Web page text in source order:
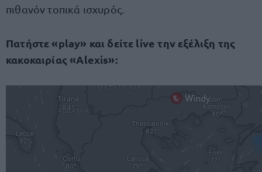
πιθανόν τοπικά ισχυρός.
Πατήστε «play» και δείτε live την εξέλιξη της
κακοκαιρίας «Alexis»: